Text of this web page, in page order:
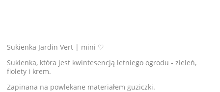
Sukienka Jardin Vert | mini ♡
Sukienka, która jest kwintesencją letniego ogrodu - zieleń,
fiolety i krem.
Zapinana na powlekane materiałem guziczki.